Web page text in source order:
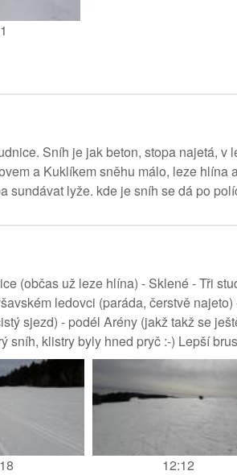
Sníh je jak beton, stopa najetá, v
a Kuklíkem sněhu málo, leze hlína
sundávat lyže. kde je sníh se dá po
(občas už leze hlína) - Sklené - Tři
ledovci (paráda, čerstvě
sjezd) - podél Arény (jakž takž se
sníh, klistry byly hned pryč :-) Lepší
12:12